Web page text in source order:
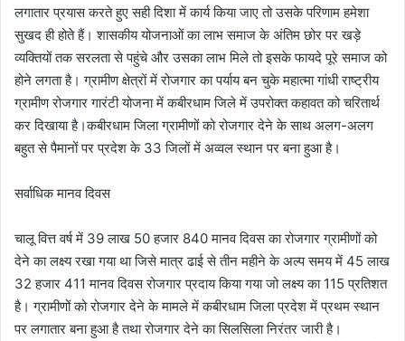
लगातार प्रयास करते हुए सही दिशा में कार्य किया जाए तो उसके परिणाम हमेशा
सुखद ही होते हैं। शासकीय योजनाओं का लाभ समाज के अंतिम छोर पर खड़े
व्यक्तियों तक सरलता से पहुंचे और उसका लाभ मिले तो इसके फायदे पूरे समाज को
होने लगता है। ग्रामीण क्षेत्रों में रोजगार का पर्याय बन चुके महात्मा गांधी राष्ट्रीय
ग्रामीण रोजगार गारंटी योजना में कबीरधाम जिले में उपरोक्त कहावत को चरितार्थ
कर दिखाया है।कबीरधाम जिला ग्रामीणों को रोजगार देने के साथ अलग-अलग
बहुत से पैमानों पर प्रदेश के 33 जिलों में अव्वल स्थान पर बना हुआ है।
सर्वाधिक मानव दिवस
चालू वित्त वर्ष में 39 लाख 50 हजार 840 मानव दिवस का रोजगार ग्रामीणों को
देने का लक्ष्य रखा गया था जिसे मात्र ढाई से तीन महीने के अल्प समय में 45 लाख
32 हजार 411 मानव दिवस रोजगार प्रदाय किया गया जो लक्ष्य का 115 प्रतिशत
है। ग्रामीणों को रोजगार देने के मामले में कबीरधाम जिला प्रदेश में प्रथम स्थान
पर लगातार बना हुआ है तथा रोजगार देने का सिलसिला निरंतर जारी है।